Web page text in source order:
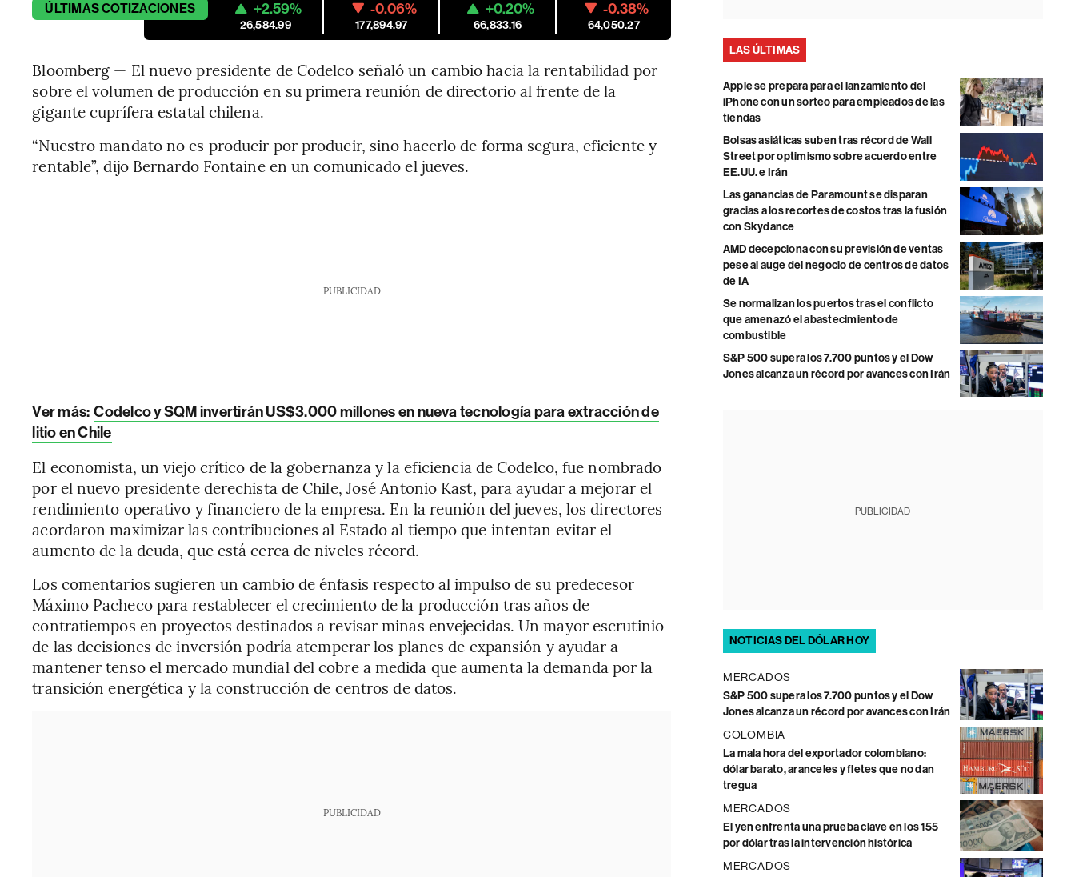
ÚLTIMASCOTIZACIONES +2.59%
26,584.99
-0.06%
177,894.97
+0.20%
66,833.16
-0.38%
64,050.27
Bloomberg — El nuevo presidente de Codelco señaló un cambio hacia la rentabilidad por
sobre el volumen de producción en su primera reunión de directorio al frente de la
gigante cuprífera estatal chilena.
“Nuestro mandato no es producir por producir, sino hacerlo de forma segura, eficiente y
rentable”, dijo Bernardo Fontaine en un comunicado el jueves.
PUBLICIDAD
Ver más: Codelco y SQM invertirán US$3.000 millones en nueva tecnología para extracción de
litio en Chile
El economista, un viejo crítico de la gobernanza y la eficiencia de Codelco, fue nombrado
por el nuevo presidente derechista de Chile, José Antonio Kast, para ayudar a mejorar el
rendimiento operativo y financiero de la empresa. En la reunión del jueves, los directores
acordaron maximizar las contribuciones al Estado al tiempo que intentan evitar el
aumento de la deuda, que está cerca de niveles récord.
Los comentarios sugieren un cambio de énfasis respecto al impulso de su predecesor
Máximo Pacheco para restablecer el crecimiento de la producción tras años de
contratiempos en proyectos destinados a revisar minas envejecidas. Un mayor escrutinio
de las decisiones de inversión podría atemperar los planes de expansión y ayudar a
mantener tenso el mercado mundial del cobre a medida que aumenta la demanda por la
transición energética y la construcción de centros de datos.
PUBLICIDAD
LAS ÚLTIMAS
Apple se prepara para el lanzamiento del
iPhone con un sorteo para empleados de las
tiendas
Bolsas asiáticas suben tras récord de Wall
Street por optimismo sobre acuerdo entre
EE.UU. e Irán
Las ganancias de Paramount se disparan
gracias a los recortes de costos tras la fusión
con Skydance
AMD decepciona con su previsión de ventas
pese al auge del negocio de centros de datos
de IA
Se normalizan los puertos tras el conflicto
que amenazó el abastecimiento de
combustible
S&P 500 supera los 7.700 puntos y el Dow
Jones alcanza un récord por avances con Irán
PUBLICIDAD
NOTICIAS DEL DÓLAR HOY
MERCADOS
S&P 500 supera los 7.700 puntos y el Dow
Jones alcanza un récord por avances con Irán
COLOMBIA
La mala hora del exportador colombiano:
dólar barato, aranceles y fletes que no dan
tregua
MERCADOS
El yen enfrenta una prueba clave en los 155
por dólar tras la intervención histórica
MERCADOS